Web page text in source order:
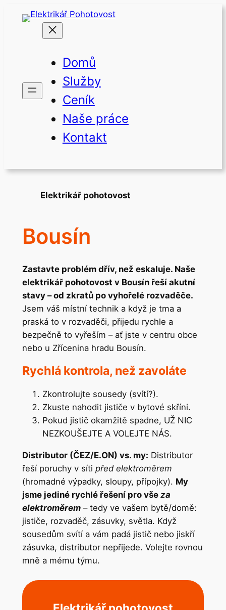
Přeskočit
Domů
Služby
Ceník
Naše práce
Kontakt
Elektrikář pohotovost
Bousín
Zastavte problém dřív, než eskaluje. Naše
elektrikář pohotovost v Bousín řeší akutní
stavy – od zkratů po vyhořelé rozvaděče.
Jsem váš místní technik a když je tma a
praská to v rozvaděči, přijedu rychle a
bezpečně to vyřeším – ať jste v centru obce
nebo u Zřícenina hradu Bousín.
Rychlá kontrola, než zavoláte
Zkontrolujte sousedy (svítí?).
Zkuste nahodit jističe v bytové skříni.
Pokud jistič okamžitě spadne, UŽ NIC
NEZKOUŠEJTE A VOLEJTE NÁS.
Distributor (ČEZ/E.ON) vs. my: Distributor
řeší poruchy v síti před elektroměrem
(hromadné výpadky, sloupy, přípojky). My
jsme jediné rychlé řešení pro vše za
elektroměrem– tedy ve vašem bytě/domě:
jističe, rozvaděč, zásuvky, světla. Když
sousedům svítí a vám padá jistič nebo jiskří
zásuvka, distributor nepřijede. Volejte rovnou
mně a mému týmu.